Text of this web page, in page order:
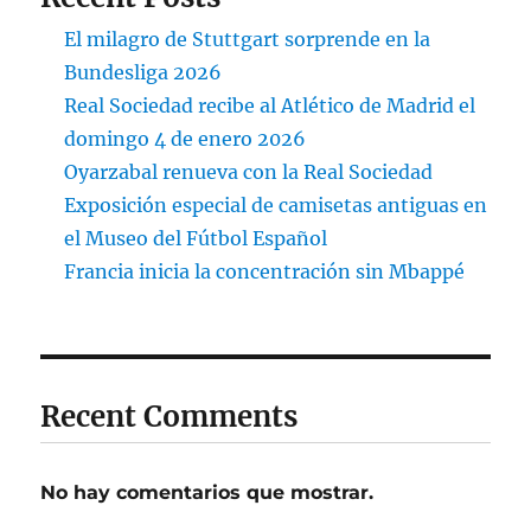
El milagro de Stuttgart sorprende en la
Bundesliga 2026
Real Sociedad recibe al Atlético de Madrid el
domingo 4 de enero 2026
Oyarzabal renueva con la Real Sociedad
Exposición especial de camisetas antiguas en
el Museo del Fútbol Español
Francia inicia la concentración sin Mbappé
Recent Comments
No hay comentarios que mostrar.